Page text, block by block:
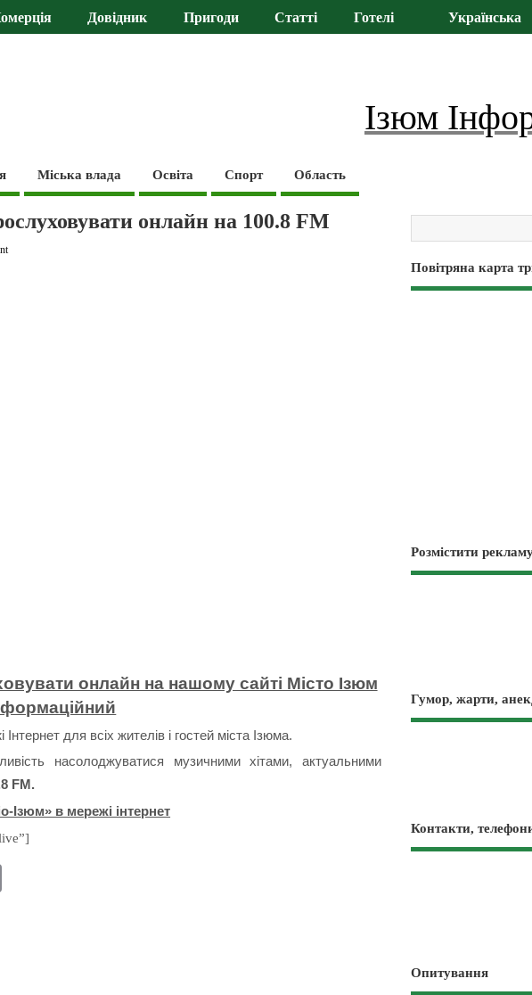
Довідник Пригоди Статті Готелі Українська
Ізюм
Міська влада Освіта Спорт Область
онлайн на 100.8 FM
онлайн на нашому сайті Місто Ізюм
для всіх жителів і гостей міста Ізюма.
насолоджуватися музичними хітами, актуальними
FM.
Ізюм» в мережі інтернет
Повітряна карта
Розмістити
Гумор, жарти,
Контакти,
Опитування